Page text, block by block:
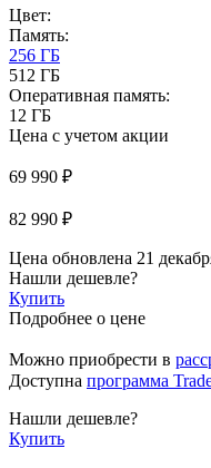
Цвет:
Память:
256 ГБ
512 ГБ
Оперативная память:
12 ГБ
Цена с учетом акции
69 990 ₽
82 990 ₽
Цена обновлена 21
Нашли дешевле?
Купить
Подробнее о цене
Можно приобрести в
Доступна программа
Нашли дешевле?
Купить